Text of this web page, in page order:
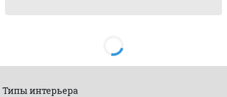
Типы интерьера